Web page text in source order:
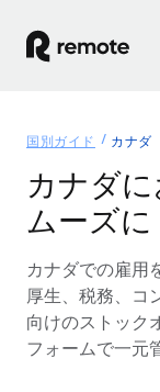
グローバル雇用
グローバ
コンプライ
Employer
グローバル
ソリューション
各国の制度に対応
国別ガイド
/国別のグロ
リソース
ツールと計算ツール
価格
国別ガイド カナダ
カナダ
ムーズに
カナダでの雇用
厚生、税務、コ
向けのストック
フォームで一元